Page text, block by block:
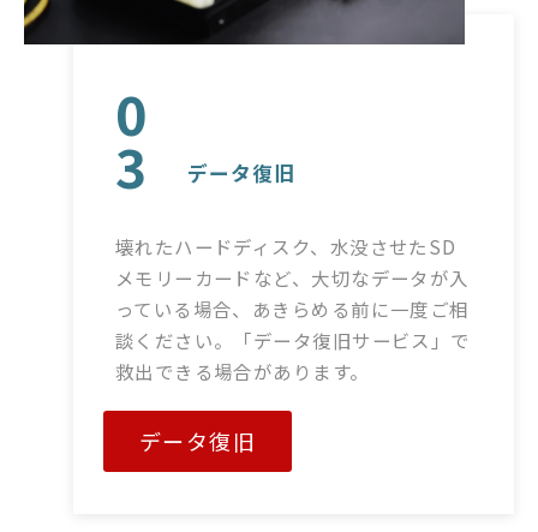
0
3 データ復旧
壊れたハードディスク、水没させたSD
メモリーカードなど、大切なデータが入
っている場合、あきらめる前に一度ご相
談ください。「データ復旧サービス」で
救出できる場合があります。
データ復旧